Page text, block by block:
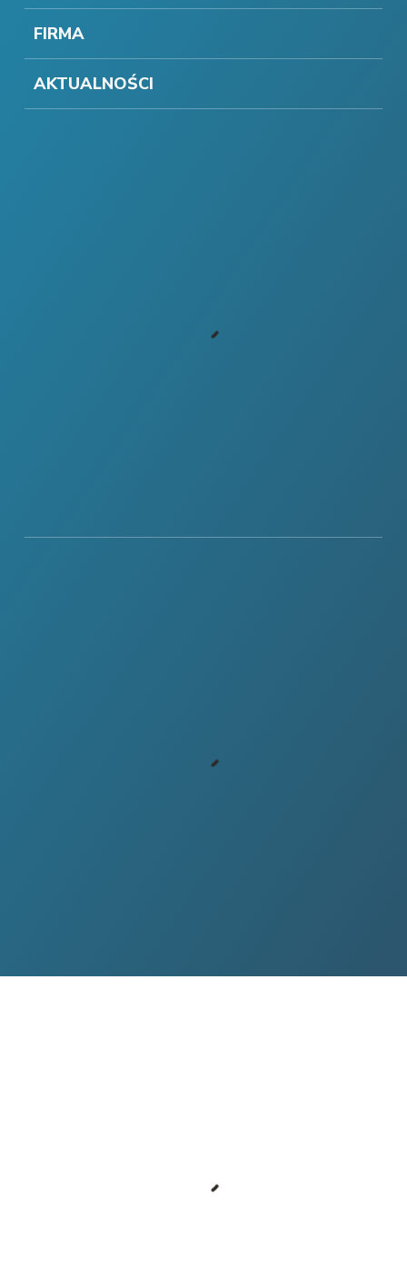
FIRMA
AKTUALNOŚCI